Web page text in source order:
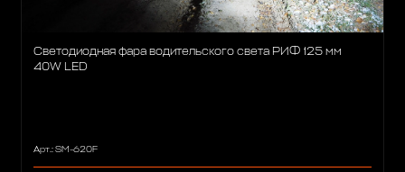
Светодиодная фара водительского света РИФ 125 мм
40W LED
Арт.: SM-620F